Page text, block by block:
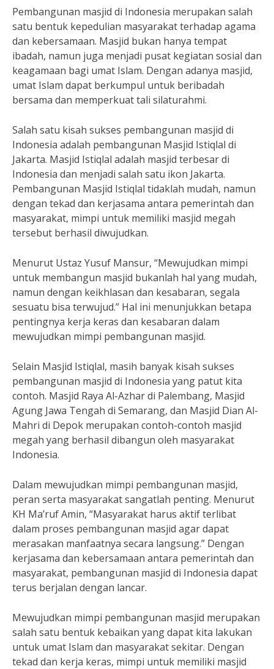
Pembangunan masjid di Indonesia merupakan salah
satu bentuk kepedulian masyarakat terhadap agama
dan kebersamaan. Masjid bukan hanya tempat
ibadah, namun juga menjadi pusat kegiatan sosial dan
keagamaan bagi umat Islam. Dengan adanya masjid,
umat Islam dapat berkumpul untuk beribadah
bersama dan memperkuat tali silaturahmi.
Salah satu kisah sukses pembangunan masjid di
Indonesia adalah pembangunan Masjid Istiqlal di
Jakarta. Masjid Istiqlal adalah masjid terbesar di
Indonesia dan menjadi salah satu ikon Jakarta.
Pembangunan Masjid Istiqlal tidaklah mudah, namun
dengan tekad dan kerjasama antara pemerintah dan
masyarakat, mimpi untuk memiliki masjid megah
tersebut berhasil diwujudkan.
Menurut Ustaz Yusuf Mansur, “Mewujudkan mimpi
untuk membangun masjid bukanlah hal yang mudah,
namun dengan keikhlasan dan kesabaran, segala
sesuatu bisa terwujud.” Hal ini menunjukkan betapa
pentingnya kerja keras dan kesabaran dalam
mewujudkan mimpi pembangunan masjid.
Selain Masjid Istiqlal, masih banyak kisah sukses
pembangunan masjid di Indonesia yang patut kita
contoh. Masjid Raya Al-Azhar di Palembang, Masjid
Agung Jawa Tengah di Semarang, dan Masjid Dian Al-
Mahri di Depok merupakan contoh-contoh masjid
megah yang berhasil dibangun oleh masyarakat
Indonesia.
Dalam mewujudkan mimpi pembangunan masjid,
peran serta masyarakat sangatlah penting. Menurut
KH Ma’ruf Amin, “Masyarakat harus aktif terlibat
dalam proses pembangunan masjid agar dapat
merasakan manfaatnya secara langsung.” Dengan
kerjasama dan kebersamaan antara pemerintah dan
masyarakat, pembangunan masjid di Indonesia dapat
terus berjalan dengan lancar.
Mewujudkan mimpi pembangunan masjid merupakan
salah satu bentuk kebaikan yang dapat kita lakukan
untuk umat Islam dan masyarakat sekitar. Dengan
tekad dan kerja keras, mimpi untuk memiliki masjid